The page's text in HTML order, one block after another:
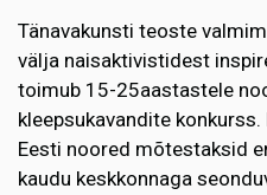
Tänavakunsti teoste
välja naisaktivistidest
toimub 15-25aastastele
kleepsukavandite
Eesti noored mõtestaksid
kaudu keskkonnaga